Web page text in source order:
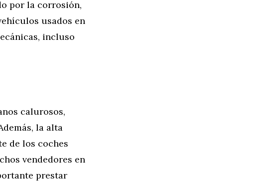
por la corrosión,
usados en
incluso
calurosos,
la alta
de los coches
vendedores en
prestar